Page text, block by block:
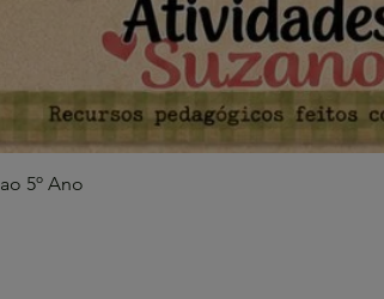
5º Ano